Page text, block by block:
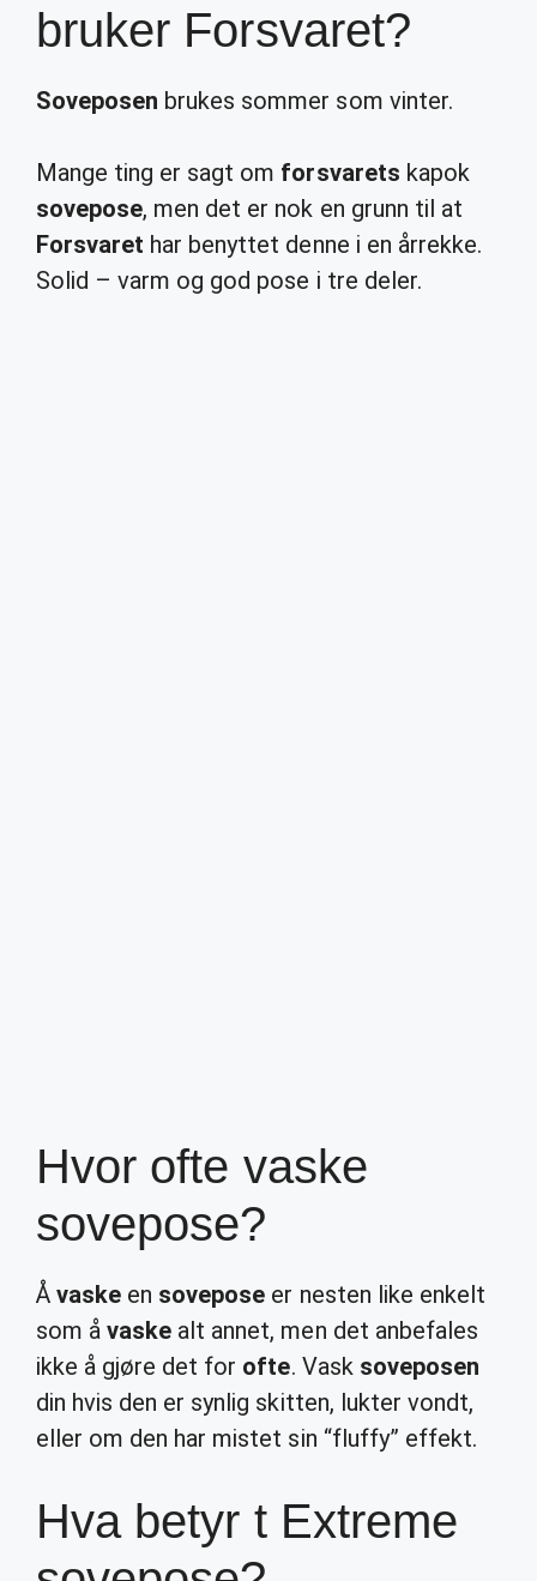
bruker Forsvaret?
Soveposen brukes sommer som vinter.
Mange ting er sagt om forsvarets kapok
sovepose, men det er nok en grunn til at
Forsvaret har benyttet denne i en årrekke.
Solid – varm og god pose i tre deler.
Hvor ofte vaske
sovepose?
Åvaske en sovepose er nesten like enkelt
som åvaske alt annet, men det anbefales
ikke å gjøre det for ofte. Vask soveposen
din hvis den er synlig skitten, lukter vondt,
eller om den har mistet sin “fluffy” effekt.
Hva betyr t Extreme